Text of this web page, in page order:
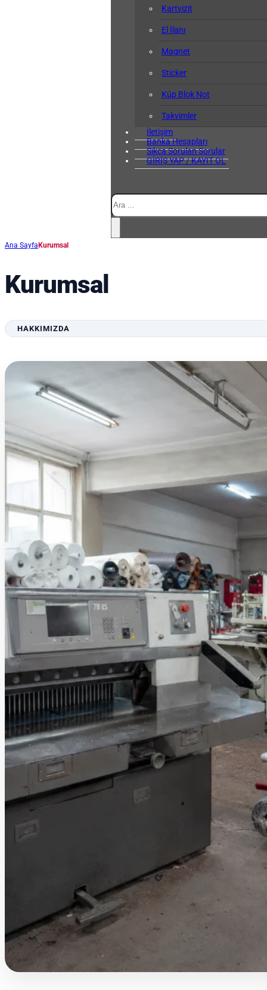
Kartvizit
El İlanı
Magnet
Sticker
Küp Blok Not
Takvimler
İletişim
Banka Hesapları
Sıkça Sorulan Sorular
GİRİŞ YAP / KAYIT OL
Ana SayfaKurumsal
Kurumsal
HAKKIMIZDA